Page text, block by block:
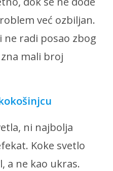
već ozbiljan.
ne radi posao zbog
mali broj
ni najbolja
Koke svetlo
a ne kao ukras.